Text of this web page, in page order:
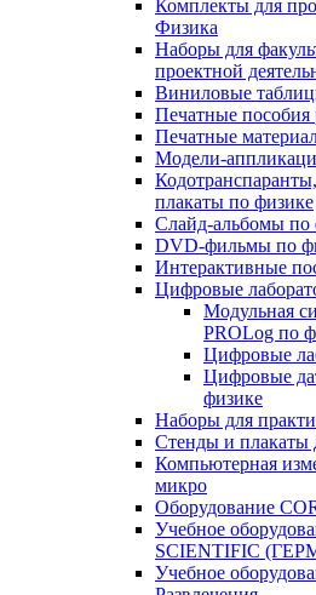
Комплекты для
Физика
Наборы для
проектной
Виниловые
Печатные пособия
Печатные
Модели-
плакаты по физике
Слайд-альбомы по
DVD-фильмы по
Интерактивные
Цифровые
Модульная
PROLog по
Цифровые
Цифровые
физике
Наборы для
Стенды и плакаты
Компьютерная
микро
Оборудование
Учебное
SCIENTIFIC
Учебное